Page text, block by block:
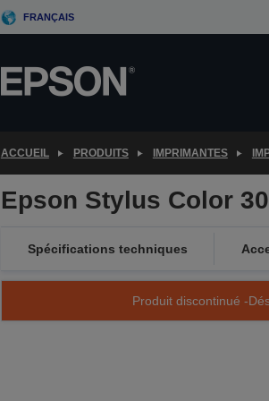
FRANÇAIS
ACCUEIL PRODUITS IMPRIMANTES
Epson Stylus Color
Spécifications techniques
Produit discontinué -